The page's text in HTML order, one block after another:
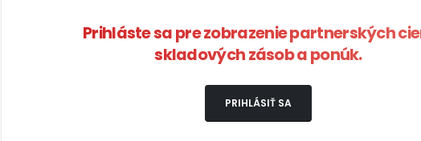
Prihláste sa pre zobrazenie partnerských
skladových zásob a ponúk.
PRIHLÁSIŤ SA